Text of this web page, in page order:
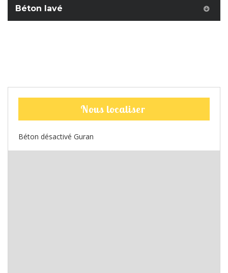
Béton lavé
Nous localiser
Béton désactivé Guran